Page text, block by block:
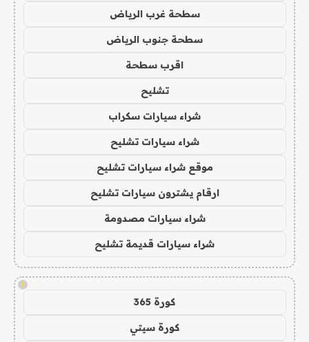
سطحة غرب الرياض
سطحة جنوب الرياض
اقرب سطحة
تشليح
شراء سيارات سكراب
شراء سيارات تشليح
موقع شراء سيارات تشليح
ارقام يشترون سيارات تشليح
شراء سيارات مصدومة
شراء سيارات قديمة تشليح
!
كورة 365
كورة سيتي